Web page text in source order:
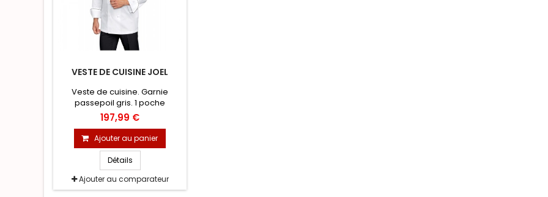
VESTE DE CUISINE JOEL
Veste de cuisine. Garnie
passepoil gris. 1 poche
poitrine. Boutons tissu faits
main. Manches longues. Logo
“B” blanc brodé sur revers de
manche gauche. Œillets
d’aération sous les bras.
Modèle déposé. Coton PIMA
PREMIUM retors croisé.
Passepoil gris Du 44 au 66
197,99 €
Ajouter au panier
Détails
Ajouter au comparateur